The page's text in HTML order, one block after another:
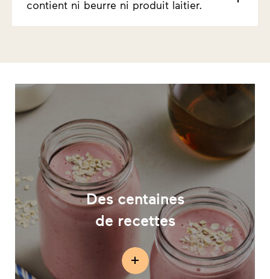
contient ni beurre ni produit laitier.
Des centaines
de recettes